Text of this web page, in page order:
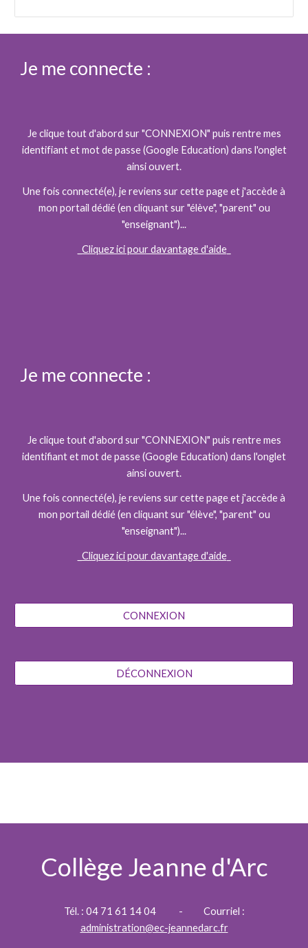
Je me connecte :
Je clique tout d'abord sur "CONNEXION" puis rentre mes
identifiant et mot de passe (Google Education) dans l'onglet
ainsi ouvert.
Une fois connecté(e), je reviens sur cette page et j'accède à
mon portail dédié (en cliquant sur "élève", "parent" ou
"enseignant")...
_Cliquez ici pour davantage d'aide_
Je me connecte :
Je clique tout d'abord sur "CONNEXION" puis rentre mes
identifiant et mot de passe (Google Education) dans l'onglet
ainsi ouvert.
Une fois connecté(e), je reviens sur cette page et j'accède à
mon portail dédié (en cliquant sur "élève", "parent" ou
"enseignant")...
_Cliquez ici pour davantage d'aide_
CONNEXION
DÉCONNEXION
Collège Jeanne d'Arc
Tél. : 04 71 61 14 04 - Courriel :
administration@ec-jeannedarc.fr